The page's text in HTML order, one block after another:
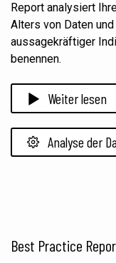
Report analysiert
Alters von Daten
aussagekräftiger
benennen.
Weiter lesen
Analyse der
Best Practice